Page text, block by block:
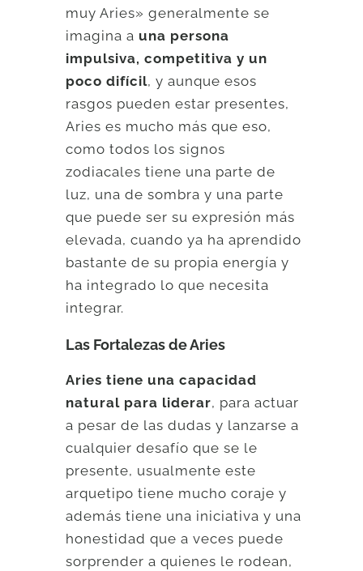
muy Aries» generalmente se
imagina a una persona
impulsiva, competitiva y un
poco difícil, y aunque esos
rasgos pueden estar presentes,
Aries es mucho más que eso,
como todos los signos
zodiacales tiene una parte de
luz, una de sombra y una parte
que puede ser su expresión más
elevada, cuando ya ha aprendido
bastante de su propia energía y
ha integrado lo que necesita
integrar.
Las Fortalezas de Aries
Aries tiene una capacidad
natural para liderar, para actuar
a pesar de las dudas y lanzarse a
cualquier desafío que se le
presente, usualmente este
arquetipo tiene mucho coraje y
además tiene una iniciativa y una
honestidad que a veces puede
sorprender a quienes le rodean,